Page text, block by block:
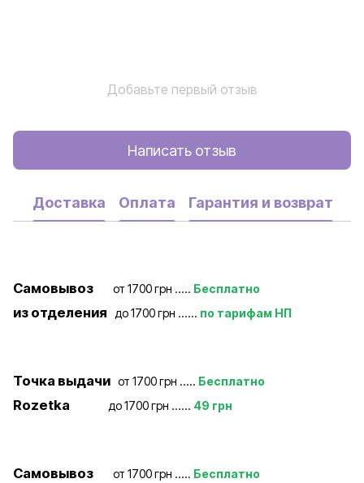
Добавьте первый отзыв
Написать отзыв
Доставка Оплата Гарантия и возврат
Самовывоз от 1700 грн ..... Бесплатно
из отделения до 1700 грн ...... по тарифам НП
Точка выдачи от 1700 грн ..... Бесплатно
Rozetkaдо 1700 грн ...... 49 грн
Самовывоз от 1700 грн ..... Бесплатно